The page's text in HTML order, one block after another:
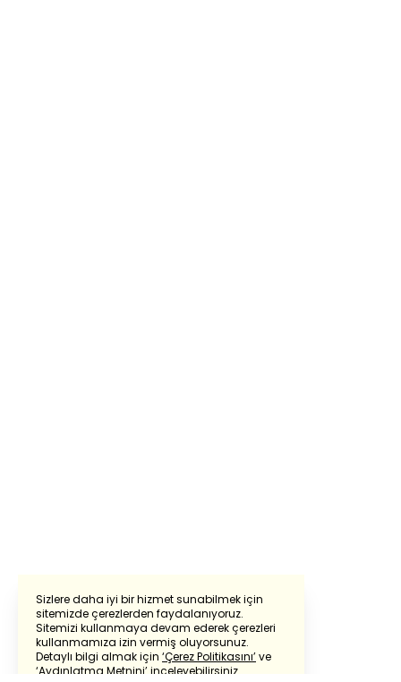
Sizlere daha iyi bir hizmet sunabilmek için
sitemizde çerezlerden faydalanıyoruz.
Sitemizi kullanmaya devam ederek çerezleri
kullanmamıza izin vermiş oluyorsunuz.
Detaylı bilgi almak için ‘Çerez Politikasını’ve
‘Aydınlatma Metnini’inceleyebilirsiniz.
Powered by Translate